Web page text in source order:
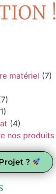
!
matériel (7)
(4)
nos produits
?